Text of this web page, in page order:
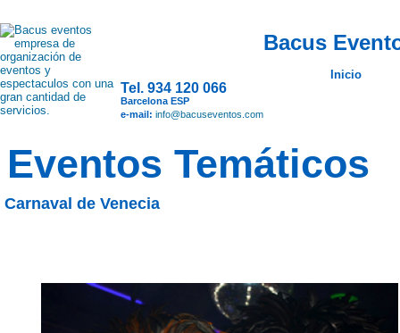
Bacus
Inicio
Tel. 934 120 066
Barcelona ESP
e-mail: info@bacuseventos.com
Eventos Temáticos
Carnaval de Venecia